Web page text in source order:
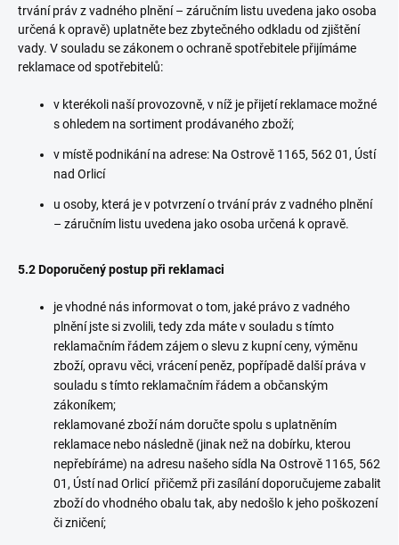
trvání práv z vadného plnění – záručním listu uvedena jako osoba
určená k opravě) uplatněte bez zbytečného odkladu od zjištění
vady. V souladu se zákonem o ochraně spotřebitele přijímáme
reklamace od spotřebitelů:
v kterékoli naší provozovně, v níž je přijetí reklamace možné
s ohledem na sortiment prodávaného zboží;
v místě podnikání na adrese: Na Ostrově 1165, 562 01, Ústí
nad Orlicí
u osoby, která je v potvrzení o trvání práv z vadného plnění
– záručním listu uvedena jako osoba určená k opravě.
5.2 Doporučený postup při reklamaci
je vhodné nás informovat o tom, jaké právo z vadného
plnění jste si zvolili, tedy zda máte v souladu s tímto
reklamačním řádem zájem o slevu z kupní ceny, výměnu
zboží, opravu věci, vrácení peněz, popřípadě další práva v
souladu s tímto reklamačním řádem a občanským
zákoníkem;
reklamované zboží nám doručte spolu s uplatněním
reklamace nebo následně (jinak než na dobírku, kterou
nepřebíráme) na adresu našeho sídla Na Ostrově 1165, 562
01, Ústí nad Orlicí přičemž při zasílání doporučujeme zabalit
zboží do vhodného obalu tak, aby nedošlo k jeho poškození
či zničení;